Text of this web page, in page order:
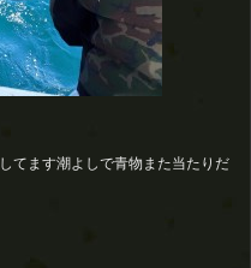
てます潮よしで青物また当たりだ